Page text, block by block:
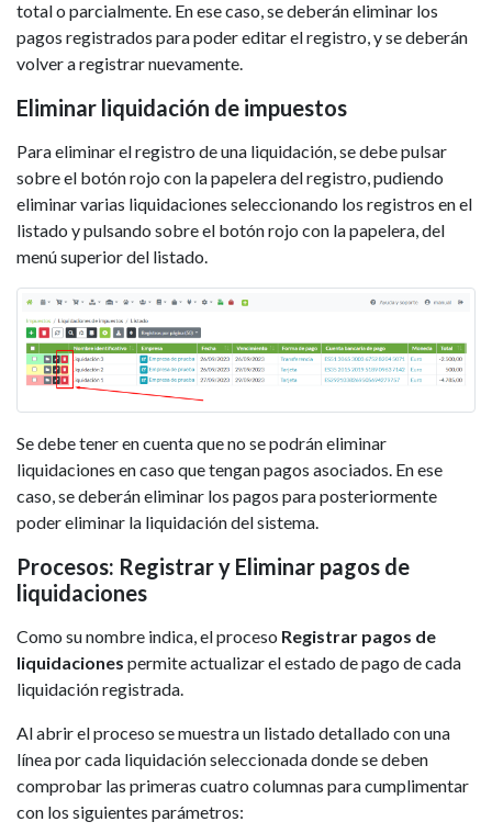
total o parcialmente. En ese caso, se deberán eliminar los
pagos registrados para poder editar el registro, y se deberán
volver a registrar nuevamente.
Eliminar liquidación de impuestos
Para eliminar el registro de una liquidación, se debe pulsar
sobre el botón rojo con la papelera del registro, pudiendo
eliminar varias liquidaciones seleccionando los registros en el
listado y pulsando sobre el botón rojo con la papelera, del
menú superior del listado.
Se debe tener en cuenta que no se podrán eliminar
liquidaciones en caso que tengan pagos asociados. En ese
caso, se deberán eliminar los pagos para posteriormente
poder eliminar la liquidación del sistema.
Procesos: Registrar y Eliminar pagos de
liquidaciones
Como su nombre indica, el proceso Registrar pagos de
liquidaciones permite actualizar el estado de pago de cada
liquidación registrada.
Al abrir el proceso se muestra un listado detallado con una
línea por cada liquidación seleccionada donde se deben
comprobar las primeras cuatro columnas para cumplimentar
con los siguientes parámetros: